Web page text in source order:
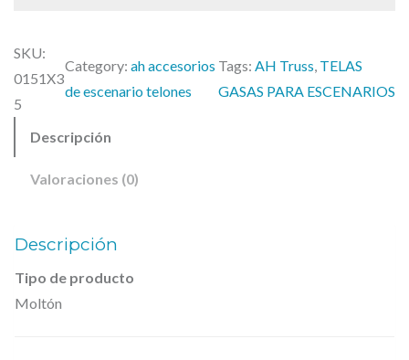
1
5
4
,
0
0
H
a
l
e
s
o
SKU:
0151X3
5
Category: ah accesorios
de escenario telones
Tags: AH Truss, TELAS
GASAS PARA ESCENARIOS
Descripción
Valoraciones (0)
Descripción
Tipo de producto
Moltón